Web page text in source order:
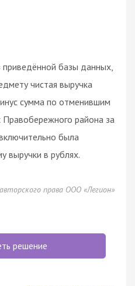
базы данных,
чистая выручка
сумма по отменившим
Правобережного района за
была
выручки в рублях.
права ООО «Легион»
решение